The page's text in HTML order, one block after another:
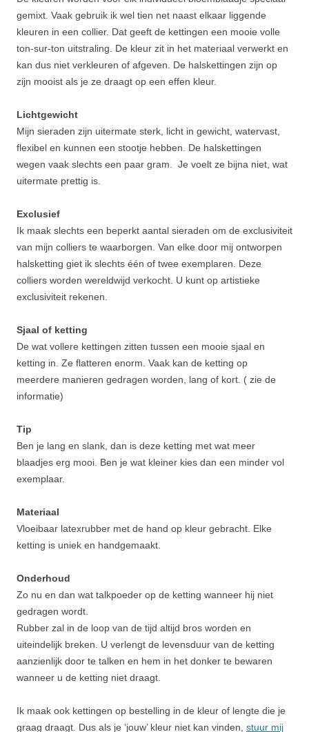
gemixt. Vaak gebruik ik wel tien net naast elkaar liggende
kleuren in een collier. Dat geeft de kettingen een mooie volle
ton-sur-ton uitstraling. De kleur zit in het materiaal verwerkt en
kan dus niet verkleuren of afgeven. De halskettingen zijn op
zijn mooist als je ze draagt op een effen kleur.
Lichtgewicht
Mijn sieraden zijn uitermate sterk, licht in gewicht, watervast,
flexibel en kunnen een stootje hebben. De halskettingen
wegen vaak slechts een paar gram. Je voelt ze bijna niet, wat
uitermate prettig is.
Exclusief
Ik maak slechts een beperkt aantal sieraden om de exclusiviteit
van mijn colliers te waarborgen. Van elke door mij ontworpen
halsketting giet ik slechts één of twee exemplaren. Deze
colliers worden wereldwijd verkocht. U kunt op artistieke
exclusiviteit rekenen.
Sjaal of ketting
De wat vollere kettingen zitten tussen een mooie sjaal en
ketting in. Ze flatteren enorm. Vaak kan de ketting op
meerdere manieren gedragen worden, lang of kort. ( zie de
informatie)
Tip
Ben je lang en slank, dan is deze ketting met wat meer
blaadjes erg mooi. Ben je wat kleiner kies dan een minder vol
exemplaar.
Materiaal
Vloeibaar latexrubber met de hand op kleur gebracht. Elke
ketting is uniek en handgemaakt.
Onderhoud
Zo nu en dan wat talkpoeder op de ketting wanneer hij niet
gedragen wordt.
Rubber zal in de loop van de tijd altijd bros worden en
uiteindelijk breken. U verlengt de levensduur van de ketting
aanzienlijk door te talken en hem in het donker te bewaren
wanneer u de ketting niet draagt.
Ik maak ook kettingen op bestelling in de kleur of lengte die je
graag draagt. Dus als je ‘jouw’ kleur niet kan vinden, stuur mij